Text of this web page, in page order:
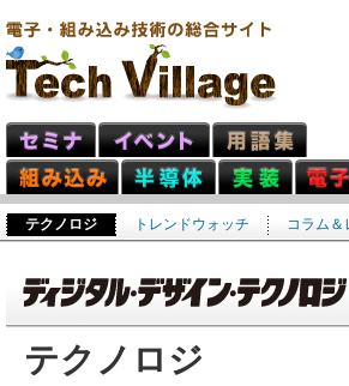
テクノロジ トレンドウォッチ コラム＆
テクノロジ